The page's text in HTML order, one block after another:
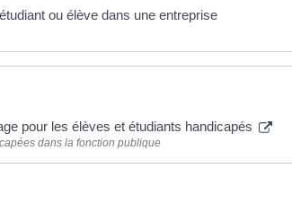
ou élève dans une entreprise
pour les élèves et étudiants handicapés
dans la fonction publique